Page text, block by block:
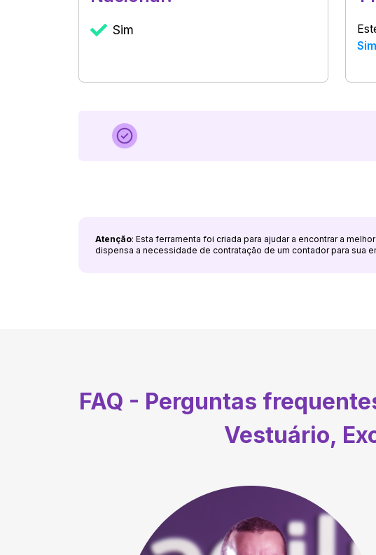
Sim
Atenção: Esta ferramenta foi criada para ajudar a encontrar a
dispensa a necessidade de contratação de um contador para sua
FAQ - Perguntas
Vestuário,